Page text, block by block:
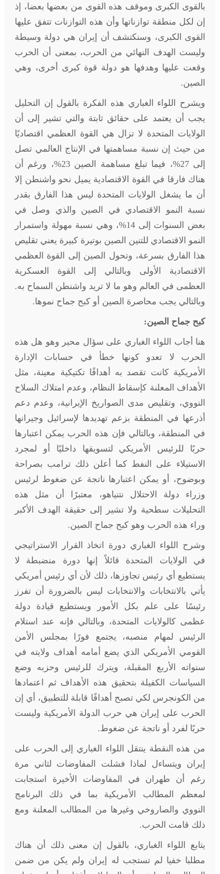
بالقوى الكبرى وموقف هذه القوى من بعضها بعضا، إذ
إن لكل منطقة توازناتها وأن هذه التوازنات تتفق عليها
القوى الكبرى، وسنكتشف أن إيران هي دولة وسيطة
وليست الهدف النهائي من الحرب، بمعنى أن الحرب
وقعت عليها وهدفها هو دولة قوة كبرى أخرى، وهي
الصين.
ويشرح اللواء الغباري هذه الفكرة بالقول إن التحليل
يجب أن يعتمد على حقائق ثابتة والتي تشير إلى أن
الولايات المتحدة لا تزال هي القوة العظمي اقتصاديًا
من حيث إن نسبة مساهمتها في الإنتاج العالمي تصل
إلى 27%، فيما تبلغ مساهمة الصين 23%، ورغم أن
هناك فارقا في القوة الاقتصادية يميل نحو واشنطن إلا
أن ما يشغل الولايات المتحدة ليس هذا الفارق بقدر
نسبة النمو الاقتصادي في الصين والذي وصل في
بعض السنوات إلى 14%، وهي نسبة مهولة واستمرار
النمو الاقتصادي للتنين الصين بوتيرة كبيرة يعني تقليص
هذا الفارق بسرعة، وتحول الصين إلى القوة العظمي
الاقتصادية الأولى وبالتالي إلى القوة العسكرية
العظمى في العالم وهو ما لا تريد واشنطن السماح به.
وبالتالي يجب محاصرة الصين أو كبح جماح نموها.
كبح جماح الصين:
هنا أجاب اللواء الغباري على سؤال محير وهو هل هذه
الحرب لا تعدو كونها خطأ في حسابات الإدارة
الأمريكية كانت تقصد به أهدافًا تكتيكية معينة، مثل
الأهداف المعلنة كإسقاط النظام، وعدم امتلاك السلاح
النووي، وتقليص مدى الصواريخ الإيرانية، وعدم دعم
أذرعها في المنطقة بزعم تهديدها لإسرائيل وجيرانها
في المنطقة، وبالتالي فإن هذه الحرب يمكن اعتبارها
حربًا للرئيس الأمريكي لتسويقها داخليًا أو لمجرد
الاستيلاء على النفط كما أعلن ذلك ترامب بصراحة
وبوضوح، أو يمكن اعتبارها ناتجة عن ضغوط لرئيس
وزراء دولة الاحتلال نتنياهو، معتبرًا أن مثل هذه
التحليلات سطحية ولا تشير إلى حقيقة الهدف الأكبر
وراء هذه الحرب وهو كبح جماح الصين.
وشرح اللواء الغباري دورة اتخاذ القرار الاستراتيجي
في الولايات المتحدة قائلاً إنها دورة منضبطة لا
يستطيع أي رئيس تجاوزها، ذلك لأن أي رئيس أمريكي
يأتي بالانتخابات والانتخابات ليس بالضرورة أن تفرز
رئيسًا على علم بكل الأمور ويستطيع قيادة دولة
عظمى كالولايات المتحدة، وبالتالي فإنه عند استلام
الرئيس لمهام منصبه، يجتمع فورًا بمجلس الأمن
القومي الأمريكي الذي يضع أمامه أهداف ولايته في
سنواته الأربع المقبلة، ويترك للرئيس وحزبه وضع
السياسات الكفيلة بتحقيق هذه الأهداف ثم اعتمادها
من الكونجرس لكي تصبح أهدافًا قابلة للتطبيق، أي إن
الحرب على إيران هي حرب الدولة الأمريكية وليست
حربًا لفرد أو ناتجة عن ضغوط.
من هذه النقطة ينتقل اللواء الغباري إلى الحرب على
إيران ويتساءل لماذا فشلت المفاوضات لثاني مرة
رغم أن طهران في المفاوضات الأخيرة استجابت
لمعظم المطالب الأمريكية بما في ذلك البرنامج
النووي والصاروخي وغيرها من المطالب المعلنة ومع
ذلك قامت الحرب.
يتابع اللواء الغباري، بالقول إن معنى ذلك أن هناك
مطلبا خفيا لم تستجب له إيران ولم يكن من ضمن